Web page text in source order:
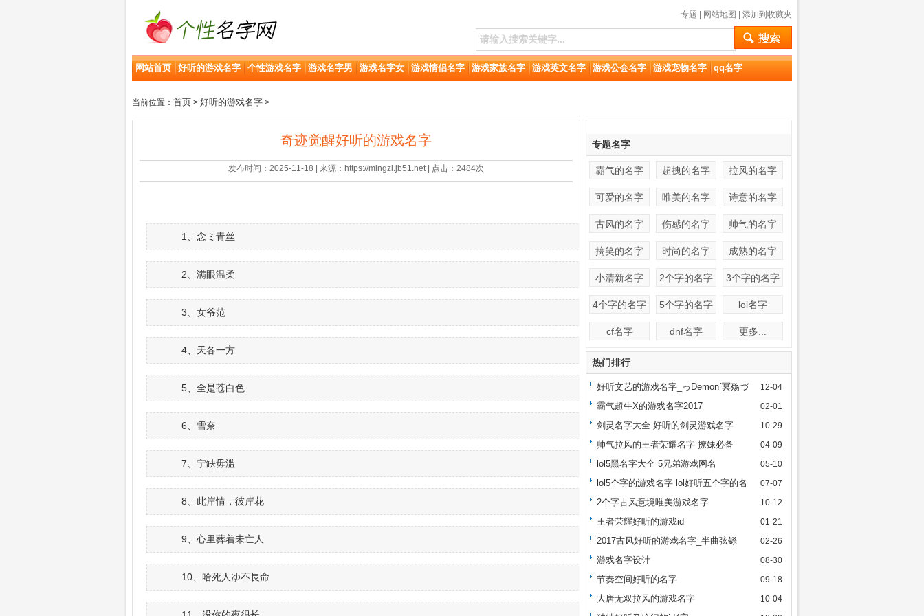
专题 网站地图 添加到收藏夹
网站首页 好听的游戏名字 个性游戏名字 游戏名字男 游戏名字女 游戏情侣名字 游戏家族名字 游戏英文名字 游戏公会名字 游戏宠物名字 qq名字
当前位置： 首页 > 好听的游戏名字 >
奇迹觉醒好听的游戏名字
发布时间：2025-11-18 | 来源：https://mingzi.jb51.net | 点击：2484次
1、念ミ青丝
2、满眼温柔
3、女爷范
4、天各一方
5、全是苍白色
6、雪奈
7、宁缺毋滥
8、此岸情，彼岸花
9、心里葬着未亡人
10、哈死人ゆ不長命
专题名字
霸气的名字 超拽的名字 拉风的名字
可爱的名字 唯美的名字 诗意的名字
古风的名字 伤感的名字 帅气的名字
搞笑的名字 时尚的名字 成熟的名字
小清新名字 2个字的名字 3个字的名字
4个字的名字 5个字的名字 lol名字
cf名字 dnf名字 更多...
热门排行
12-04
好听文艺的游戏名字_っDemonˊ冥殇づ
02-01
霸气超牛X的游戏名字2017
10-29
剑灵名字大全 好听的剑灵游戏名字
04-09
帅气拉风的王者荣耀名字 撩妹必备
05-10
lol5黑名字大全 5兄弟游戏网名
07-07
lol5个字的游戏名字 lol好听五个字的名
字大全
10-12
2个字古风意境唯美游戏名字
01-21
王者荣耀好听的游戏id
02-26
2017古风好听的游戏名字_半曲弦铩
08-30
游戏名字设计
09-18
节奏空间好听的名字
10-04
大唐无双拉风的游戏名字